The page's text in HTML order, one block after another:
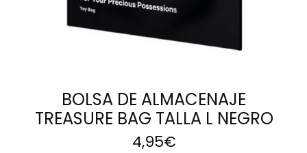
BOLSA DE ALMACENAJE
TREASURE BAG TALLA L NEGRO
4,95€